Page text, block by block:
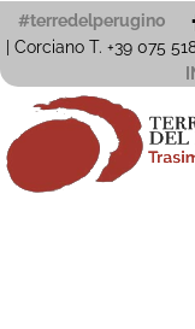
Vai
al
#terredelperugino
| Corciano T. +39 075